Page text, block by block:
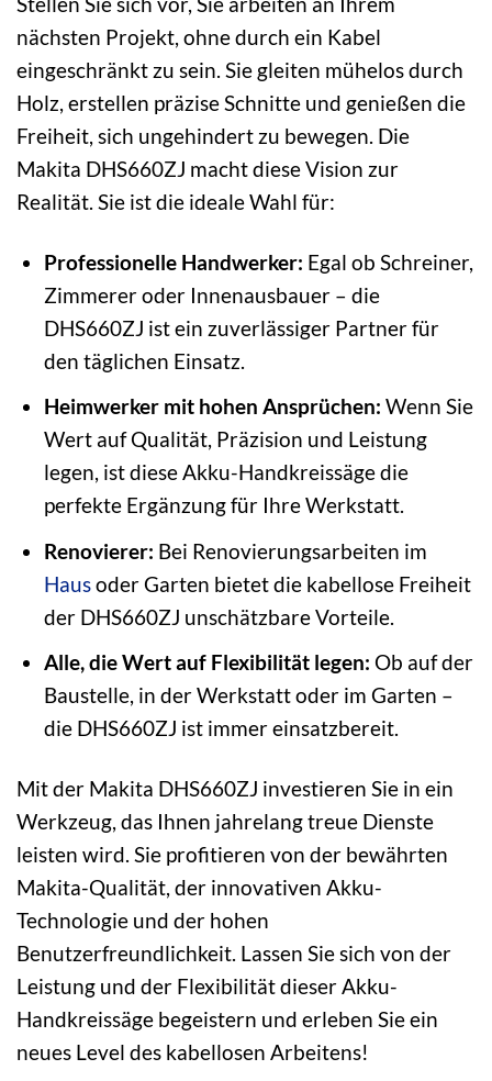
nächsten Projekt, ohne durch ein Kabel
eingeschränkt zu sein. Sie gleiten mühelos durch
Holz, erstellen präzise Schnitte und genießen die
Freiheit, sich ungehindert zu bewegen. Die
Makita DHS660ZJ macht diese Vision zur
Realität. Sie ist die ideale Wahl für:
Professionelle Handwerker: Egal ob Schreiner,
Zimmerer oder Innenausbauer – die
DHS660ZJ ist ein zuverlässiger Partner für
den täglichen Einsatz.
Heimwerker mit hohen Ansprüchen: Wenn Sie
Wert auf Qualität, Präzision und Leistung
legen, ist diese Akku-Handkreissäge die
perfekte Ergänzung für Ihre Werkstatt.
Renovierer: Bei Renovierungsarbeiten im
Hausoder Garten bietet die kabellose Freiheit
der DHS660ZJ unschätzbare Vorteile.
Alle, die Wert auf Flexibilität legen: Ob auf der
Baustelle, in der Werkstatt oder im Garten –
die DHS660ZJ ist immer einsatzbereit.
Mit der Makita DHS660ZJ investieren Sie in ein
Werkzeug, das Ihnen jahrelang treue Dienste
leisten wird. Sie profitieren von der bewährten
Makita-Qualität, der innovativen Akku-
Technologie und der hohen
Benutzerfreundlichkeit. Lassen Sie sich von der
Leistung und der Flexibilität dieser Akku-
Handkreissäge begeistern und erleben Sie ein
neues Level des kabellosen Arbeitens!